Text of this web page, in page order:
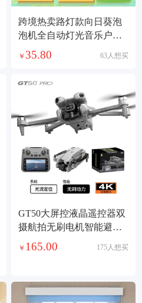
跨境热卖路灯款向日葵泡
泡机全自动灯光音乐户外
大型派对婚庆玩具
￥ 35.80 63人想买
GT50大屏控液晶遥控器双
摄航拍无刷电机智能避障
光流悬停遥控飞机
￥ 165.00 175人想买